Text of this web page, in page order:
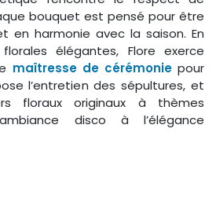
bouquet est pensé pour être
en harmonie avec la saison. En
élégantes, Flore exerce
maîtresse de cérémoniepour
l’entretien des sépultures, et
floraux originaux à thèmes
disco à l’élégance